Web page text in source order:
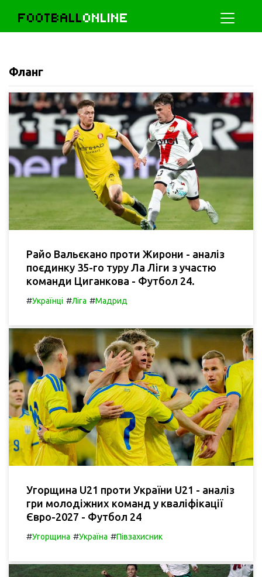
FOOTBALLONLINE
Фланг
Райо Вальєкано проти Жирони - аналіз
поєдинку 35-го туру Ла Ліги з участю
команди Циганкова - Футбол 24.
#Українці #Ліга #Мадрид
Угорщина U21 проти України U21 - аналіз
гри молодіжних команд у кваліфікації
Євро-2027 - Футбол 24
#Угорщина #Україна #Півзахисник